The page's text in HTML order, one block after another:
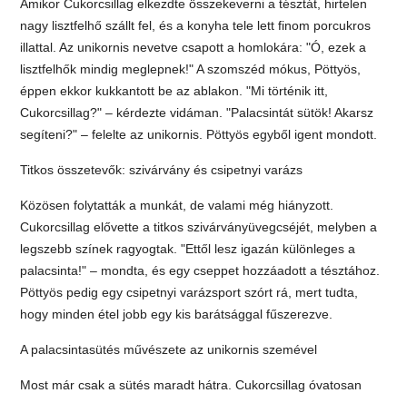
Amikor Cukorcsillag elkezdte összekeverni a tésztát, hirtelen
nagy lisztfelhő szállt fel, és a konyha tele lett finom porcukros
illattal. Az unikornis nevetve csapott a homlokára: "Ó, ezek a
lisztfelhők mindig meglepnek!" A szomszéd mókus, Pöttyös,
éppen ekkor kukkantott be az ablakon. "Mi történik itt,
Cukorcsillag?" – kérdezte vidáman. "Palacsintát sütök! Akarsz
segíteni?" – felelte az unikornis. Pöttyös egyből igent mondott.
Titkos összetevők: szivárvány és csipetnyi varázs
Közösen folytatták a munkát, de valami még hiányzott.
Cukorcsillag elővette a titkos szivárványüvegcséjét, melyben a
legszebb színek ragyogtak. "Ettől lesz igazán különleges a
palacsinta!" – mondta, és egy cseppet hozzáadott a tésztához.
Pöttyös pedig egy csipetnyi varázsport szórt rá, mert tudta,
hogy minden étel jobb egy kis barátsággal fűszerezve.
A palacsintasütés művészete az unikornis szemével
Most már csak a sütés maradt hátra. Cukorcsillag óvatosan